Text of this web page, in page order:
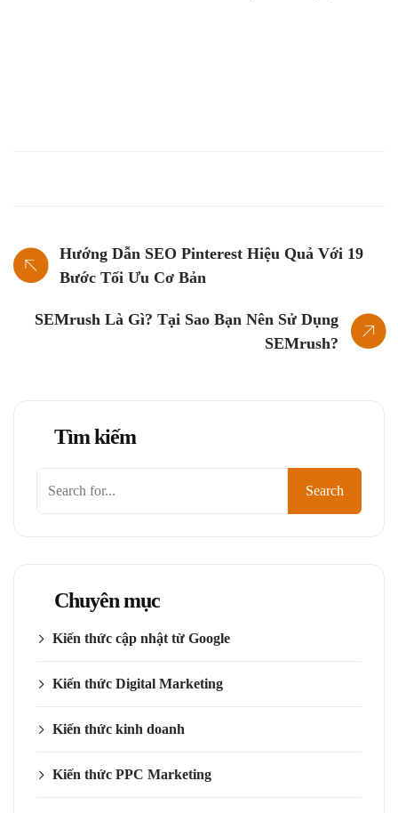
Hướng Dẫn SEO Pinterest Hiệu Quả Với 19
Bước Tối Ưu Cơ Bản
SEMrush Là Gì? Tại Sao Bạn Nên Sử Dụng
SEMrush?
Tìm kiếm
Search
Chuyên mục
Kiến thức cập nhật từ Google
Kiến thức Digital Marketing
Kiến thức kinh doanh
Kiến thức PPC Marketing